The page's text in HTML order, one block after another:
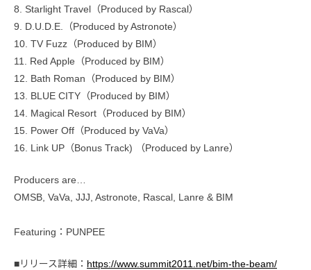
8. Starlight Travel（Produced by Rascal）
9. D.U.D.E.（Produced by Astronote）
10. TV Fuzz（Produced by BIM）
11. Red Apple（Produced by BIM）
12. Bath Roman（Produced by BIM）
13. BLUE CITY（Produced by BIM）
14. Magical Resort（Produced by BIM）
15. Power Off（Produced by VaVa）
16. Link UP（Bonus Track) （Produced by Lanre）
Producers are…‬
‪‬OMSB, VaVa, JJJ, Astronote, Rascal, Lanre & BIM
Featuring‬：‪PUNPEE‬
■リリース詳細： https://www.summit2011.net/bim-the-beam/